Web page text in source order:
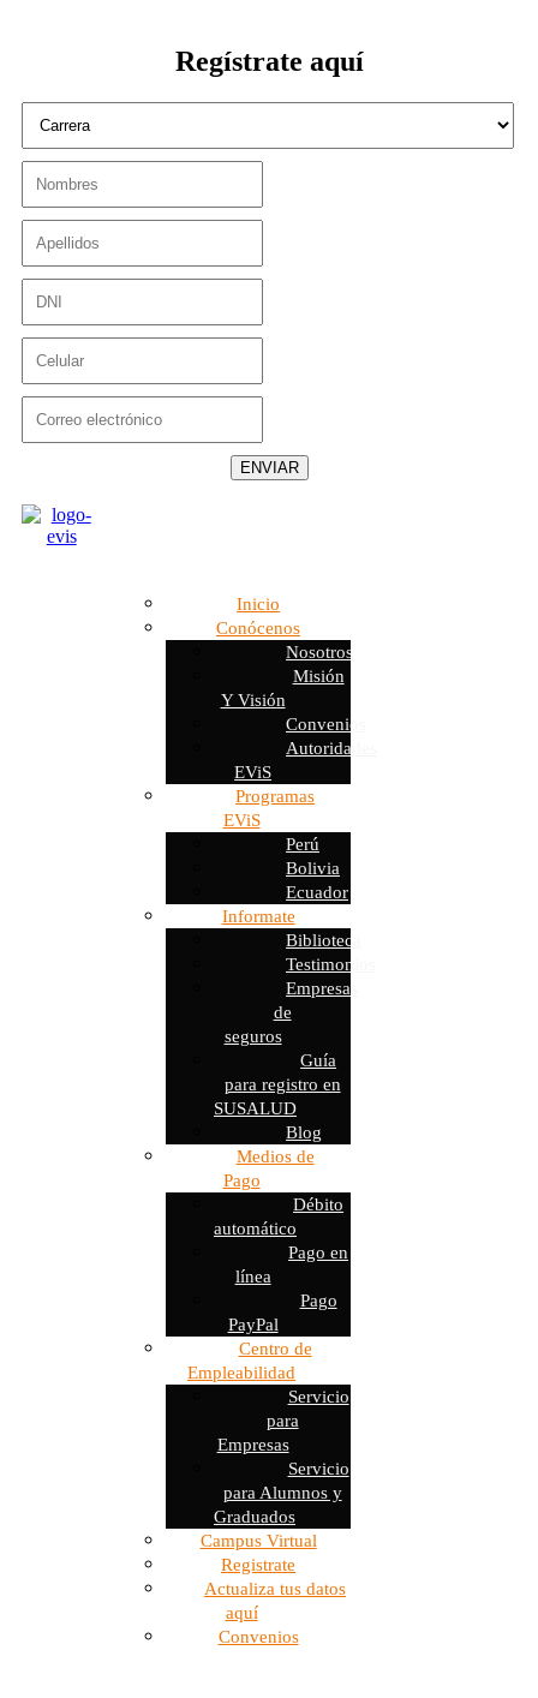
Regístrate aquí
ENVIAR
Inicio
Conócenos
Nosotros
Misión
Y Visión
Convenios
Autoridades
EViS
Programas
EViS
Perú
Bolivia
Ecuador
Informate
Biblioteca
Testimonios
Empresas
de
seguros
Guía
para registro en
SUSALUD
Blog
Medios de
Pago
Débito
automático
Pago en
línea
Pago
PayPal
Centro de
Empleabilidad
Servicio
para
Empresas
Servicio
para Alumnos y
Graduados
Campus Virtual
Registrate
Actualiza tus datos
aquí
Convenios